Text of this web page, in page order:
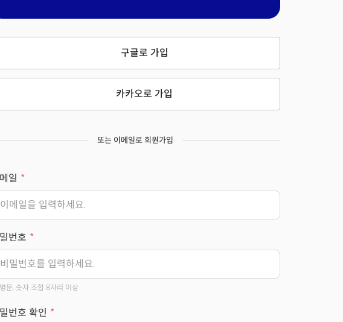
구글로 가입
카카오로 가입
또는 이메일로 회원가입
일
번호
영문, 숫자 조합 8자리 이상
번호 확인